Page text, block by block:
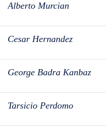
Alberto Murcian
Cesar Hernandez
George Badra Kanbaz
Tarsicio Perdomo